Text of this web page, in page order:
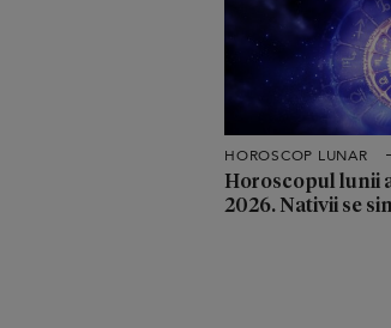
HOROSCOP LUNAR
Horoscopul lunii
2026. Nativii se